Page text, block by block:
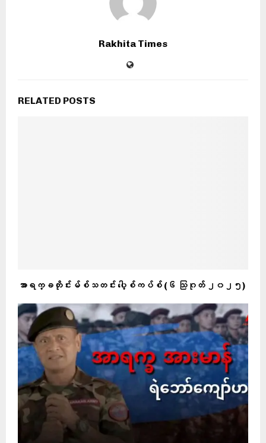
Rakhita Times
RELATED POSTS
အာရက္ခတိုင်းမ်စ်သတင်း ပေါ့စ်ကပ်စ် (၆ သြဂုတ် ၂၀၂၅)